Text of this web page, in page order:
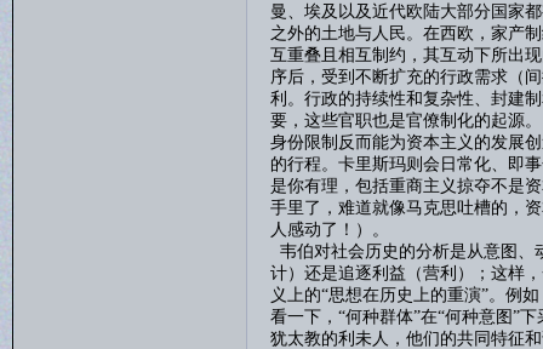
曼、埃及以及近代欧陆大部分国家
之外的土地与人民。在西欧，家产
互重叠且相互制约，其互动下所出
序后，受到不断扩充的行政需求（
利。行政的持续性和复杂性、封建
要，这些官职也是官僚制化的起源
身份限制反而能为资本主义的发展
的行程。卡里斯玛则会日常化、即
是你有理，包括重商主义掠夺不是
手里了，难道就像马克思吐槽的，
人感动了！）。
韦伯对社会历史的分析是从意图、
计）还是追逐利益（营利）；这样
义上的“思想在历史上的重演”。例
看一下，“何种群体”在“何种意图”
犹太教的利未人，他们的共同特征